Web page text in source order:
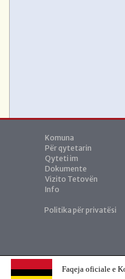
Komuna
Për qytetarin
Qyteti im
Dokumente
Vizito Tetovën
Info
Politika për privatësi
Faqeja oficiale e